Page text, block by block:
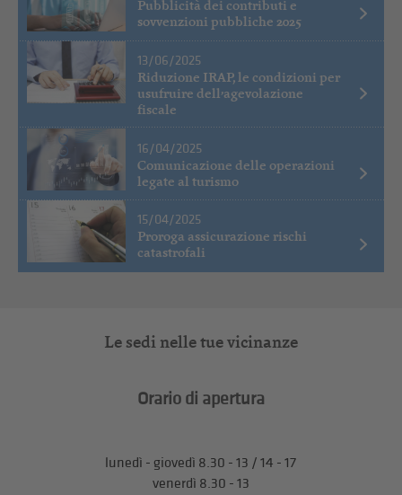
Pubblicità dei contributi e
sovvenzioni pubbliche 2025
13/06/2025
Riduzione IRAP, le condizioni per
usufruire dell’agevolazione
fiscale
16/04/2025
Comunicazione delle operazioni
legate al turismo
15/04/2025
Proroga assicurazione rischi
catastrofali
Le sedi nelle tue vicinanze
Orario di apertura
lunedì - giovedì 8.30 - 13 / 14 - 17
venerdì 8.30 - 13